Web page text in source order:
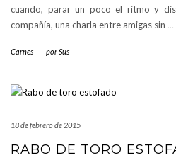
cuando, parar un poco el ritmo y
compañía, una charla entre amigas sin …
Carnes - porSus
18 de febrero de 2015
RABO DE TORO